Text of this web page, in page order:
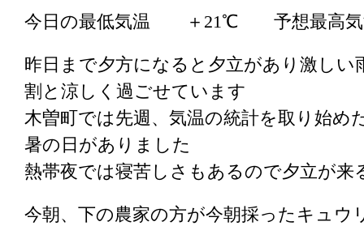
今日の最低気温 ＋21℃ 予想最
昨日まで夕方になると夕立があり激しい
割と涼しく過ごせています
木曽町では先週、気温の統計を取り始め
暑の日がありました
熱帯夜では寝苦しさもあるので夕立が来
今朝、下の農家の方が今朝採ったキュウ